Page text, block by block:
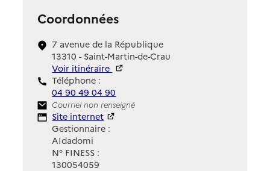
Coordonnées
7 avenue de la République
13310 - Saint-Martin-de-Crau
Voir itinéraire
Téléphone :
04 90 49 04 90
Contact
Courriel non renseigné
Site Internet
Site internet
Gestionnaire :
AIdadomi
N° FINESS :
130054059